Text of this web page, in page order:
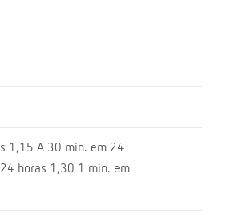
1,15 A 30 min. em 24
horas 1,30 1 min. em